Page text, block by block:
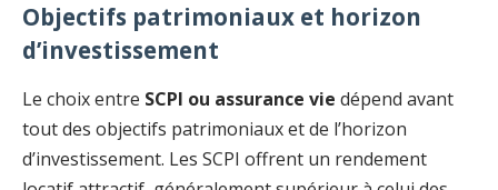
Objectifs patrimoniaux et horizon
d’investissement
Le choix entre SCPI ou assurance vie dépend avant
tout des objectifs patrimoniaux et de l’horizon
d’investissement. Les SCPI offrent un rendement